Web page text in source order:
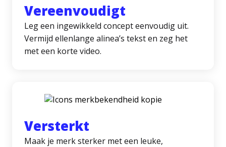
Vereenvoudigt
Leg een ingewikkeld concept eenvoudig uit.
Vermijd ellenlange alinea’s tekst en zeg het
met een korte video.
Versterkt
Maak je merk sterker met een leuke,